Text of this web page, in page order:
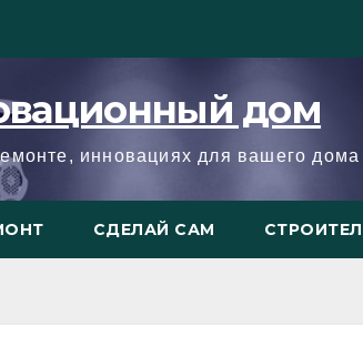
дом
инновациях для вашего дома
СДЕЛАЙ САМ